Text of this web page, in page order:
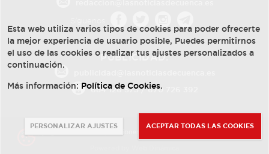
PUBLICIDAD:
684 126 573/670 726 392
Esta web utiliza varios tipos de cookies para poder ofrecerte
la mejor experiencia de usuario posible, Puedes permitirnos
el uso de las cookies o realizar tus ajustes personalizados a
continuación.
Más información: Política de Cookies.
PERSONALIZAR AJUSTES ACEPTAR TODAS LAS COOKIES